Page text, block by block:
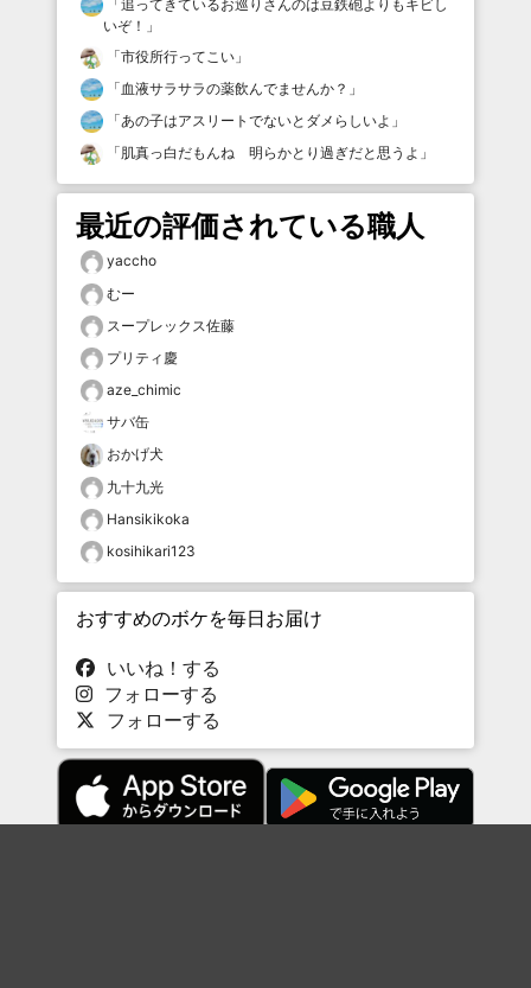
「追ってきているお巡りさんのは豆鉄砲よりもキビし
いぞ！ 」
「市役所行ってこい 」
「血液サラサラの薬飲んでませんか？ 」
「あの子はアスリートでないとダメらしいよ 」
「肌真っ白だもんね 明らかとり過ぎだと思うよ 」
最近の評価されている職人
yaccho
むー
スープレックス佐藤
プリティ慶
aze_chimic
サバ缶
おかげ犬
九十九光
Hansikikoka
kosihikari123
おすすめのボケを毎日お届け
いいね！する
フォローする
フォローする